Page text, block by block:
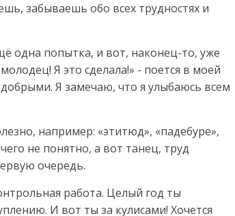
забываешь обо всех трудностях и
одна попытка, и вот, наконец-то, уже
Я это сделала!» - поется в моей
Я замечаю, что я улыбаюсь всем
например: «этитюд», «падебуре»,
не понятно, а вот танец, труд
очередь.
работа. Целый год ты
И вот ты за кулисами! Хочется